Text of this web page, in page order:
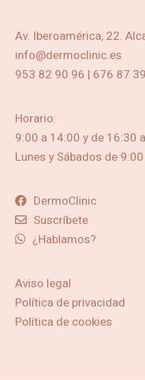
Av. Iberoamérica, 22.
info@dermoclinic.es
953 82 90 96 | 676 87
Horario:
9:00 a 14:00 y de 16:30
Lunes y Sábados de
DermoClinic
Suscríbete
¿Hablamos?
Aviso legal
Política de privacidad
Política de cookies